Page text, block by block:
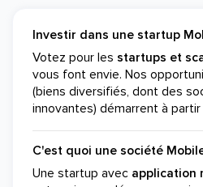
Investir dans une startup
Votez pour les startups et
vous font envie. Nos
(biens diversifiés, dont des
innovantes) démarrent à
C'est quoi une société
Une startup avec application